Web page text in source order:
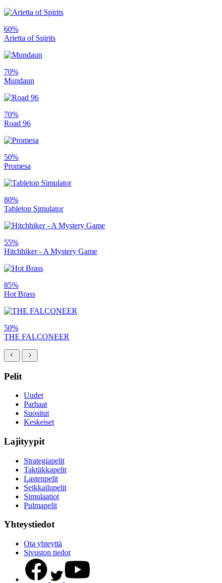
60%
Arietta of Spirits
70%
Mundaun
70%
Road 96
50%
Promesa
80%
Tabletop Simulator
55%
Hitchhiker - A Mystery Game
85%
Hot Brass
50%
THE FALCONEER
Pelit
Uudet
Parhaat
Suositut
Keskeiset
Lajityypit
Strategiapelit
Taktiikkapelit
Lastenpelit
Seikkailupelit
Simulaatiot
Pulmapelit
Yhteystiedot
Ota yhteyttä
Sivuston tiedot